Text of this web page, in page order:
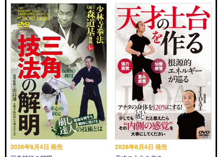
2026年8月4日 発売
2026年8月4日 発売